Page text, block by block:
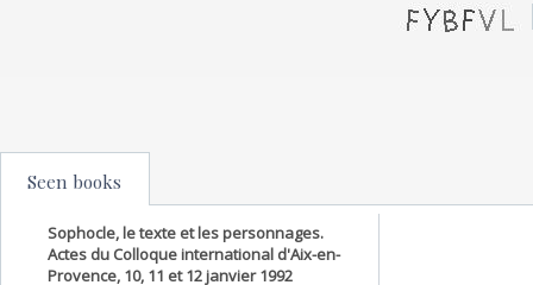
Seen books
Sophocle, le texte et les personnages.
Actes du Colloque international d'Aix-en-
Provence, 10, 11 et 12 janvier 1992